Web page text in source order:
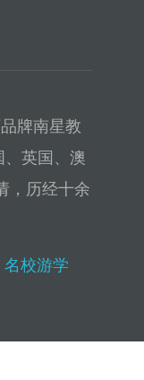
牌南星教
英国、澳
，历经十余
名校游学